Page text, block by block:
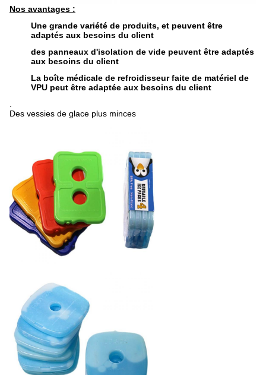
Nos avantages :
Une grande variété de produits, et peuvent être
adaptés aux besoins du client
des panneaux d'isolation de vide peuvent être adaptés
aux besoins du client
La boîte médicale de refroidisseur faite de matériel de
VPU peut être adaptée aux besoins du client
Des vessies de glace plus minces